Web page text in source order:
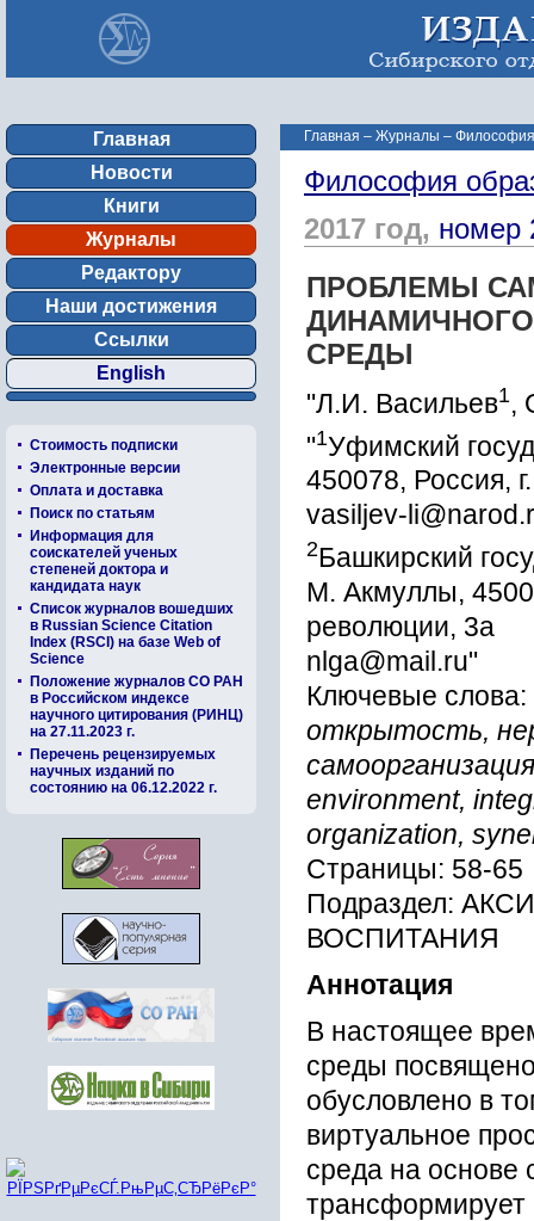
Главная
Новости
Книги
Журналы
Редактору
Наши достижения
Ссылки
English
Стоимость подписки
Электронные версии
Оплата и доставка
Поиск по статьям
Информация для
соискателей ученых
степеней доктора и
кандидата наук
Список журналов вошедших
в Russian Science Citation
Index (RSCI) на базе Web of
Science
Положение журналов СО РАН
в Российском индексе
научного цитирования (РИНЦ)
на 27.11.2023 г.
Перечень рецензируемых
научных изданий по
состоянию на 06.12.2022 г.
Главная – Журналы –
Философия
2017 год, номер
ПРОБЛЕМЫ
СРЕДЫ
"Л.И. Васильев1,
"1Уфимский
450078, Россия,
vasiljev-
2Башкирский
М. Акмуллы,
революции, 3а
nlga@mail.ru"
Ключевые слова:
открытость,
environment,
organization,
Страницы: 58-65
Подраздел:
ВОСПИТАНИЯ
Аннотация
В настоящее
среды
обусловлено в
виртуальное
среда на основе
трансформирует